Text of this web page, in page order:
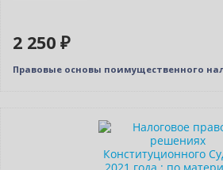
2 250 ₽
Правовые основы поимущественного